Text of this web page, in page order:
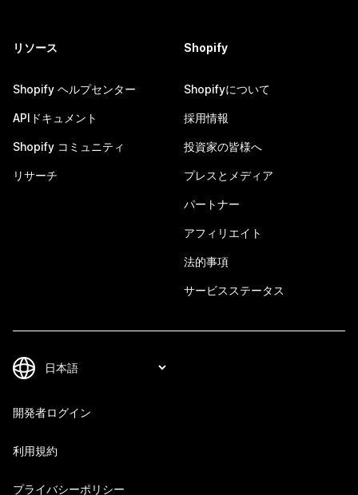
リソース
Shopify ヘルプセンター
APIドキュメント
Shopify コミュニティ
リサーチ
Shopify
Shopifyについて
採用情報
投資家の皆様へ
プレスとメディア
パートナー
アフィリエイト
法的事項
サービスステータス
開発者ログイン
利用規約
プライバシーポリシー